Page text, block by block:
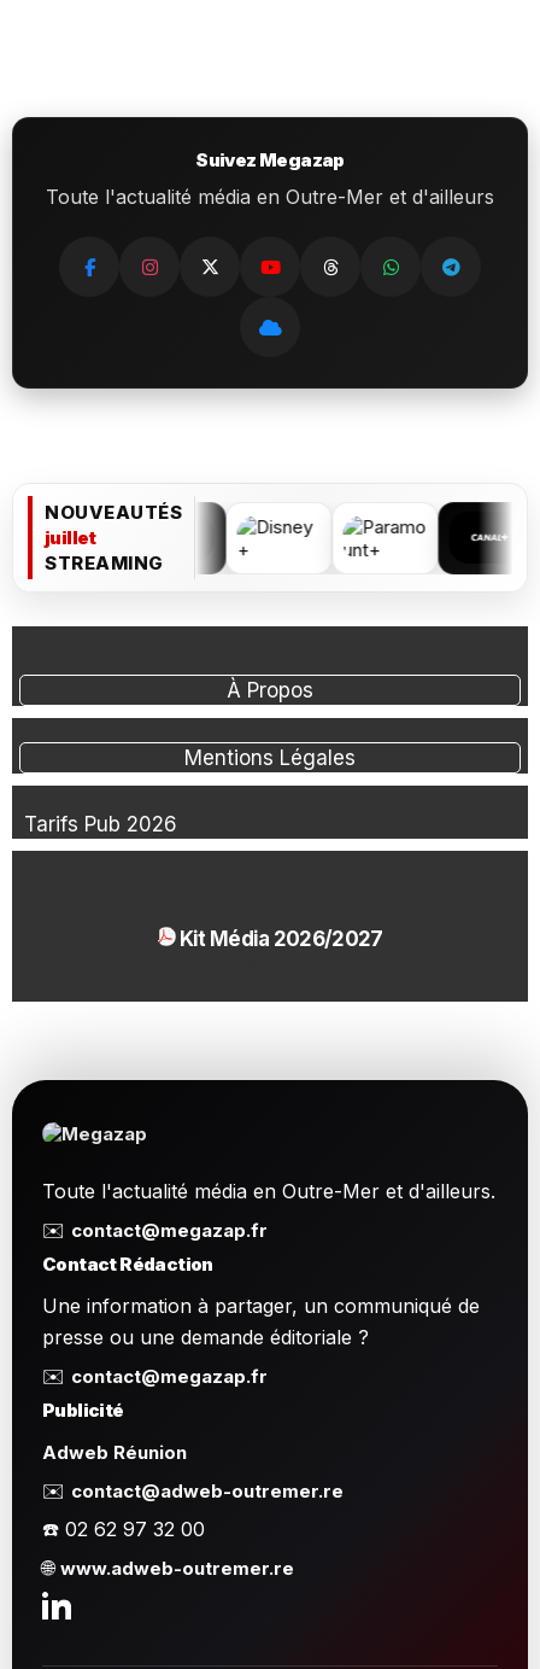
Suivez Megazap
Toute l'actualité média en Outre-Mer et d'ailleurs
NOUVEAUTÉS
juillet
STREAMING
À Propos
Mentions Légales
Tarifs Pub 2026
Kit Média 2026/2027
Toute l'actualité média en Outre-Mer et d'ailleurs.
✉️ contact@megazap.fr
Contact Rédaction
Une information à partager, un communiqué de
presse ou une demande éditoriale ?
✉️ contact@megazap.fr
Publicité
Adweb Réunion
✉️ contact@adweb-outremer.re
☎️ 02 62 97 32 00
🌐www.adweb-outremer.re